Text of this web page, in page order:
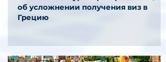
об усложнении получения виз в
Грецию